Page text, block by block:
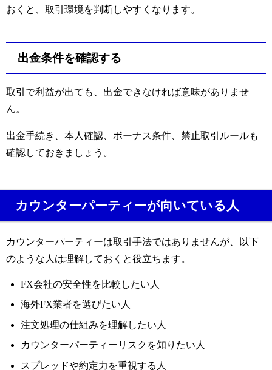
おくと、取引環境を判断しやすくなります。
出金条件を確認する
取引で利益が出ても、出金できなければ意味がありませ
ん。
出金手続き、本人確認、ボーナス条件、禁止取引ルールも
確認しておきましょう。
カウンターパーティーが向いている人
カウンターパーティーは取引手法ではありませんが、以下
のような人は理解しておくと役立ちます。
FX会社の安全性を比較したい人
海外FX業者を選びたい人
注文処理の仕組みを理解したい人
カウンターパーティーリスクを知りたい人
スプレッドや約定力を重視する人